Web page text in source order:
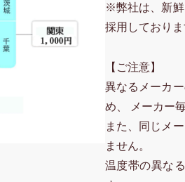
※弊社は、新鮮
採用しており
【ご注意】
異なるメーカ
め、 メーカー
また、同じメ
ません。
温度帯の異な